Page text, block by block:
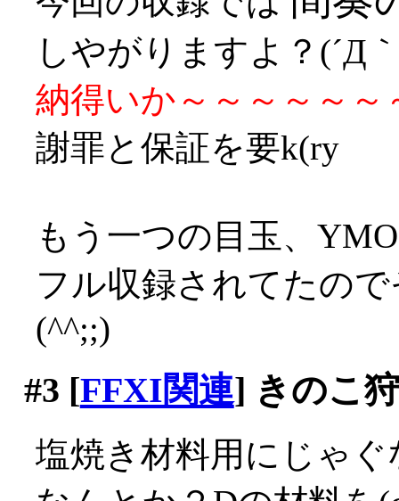
しやがりますよ？(´Д
納得いか～～～～～～
謝罪と保証を要k(ry
もう一つの目玉、
フル収録されてたの
(^^;;)
#3 [FFXI関連] きのこ
塩焼き材料用にじゃ